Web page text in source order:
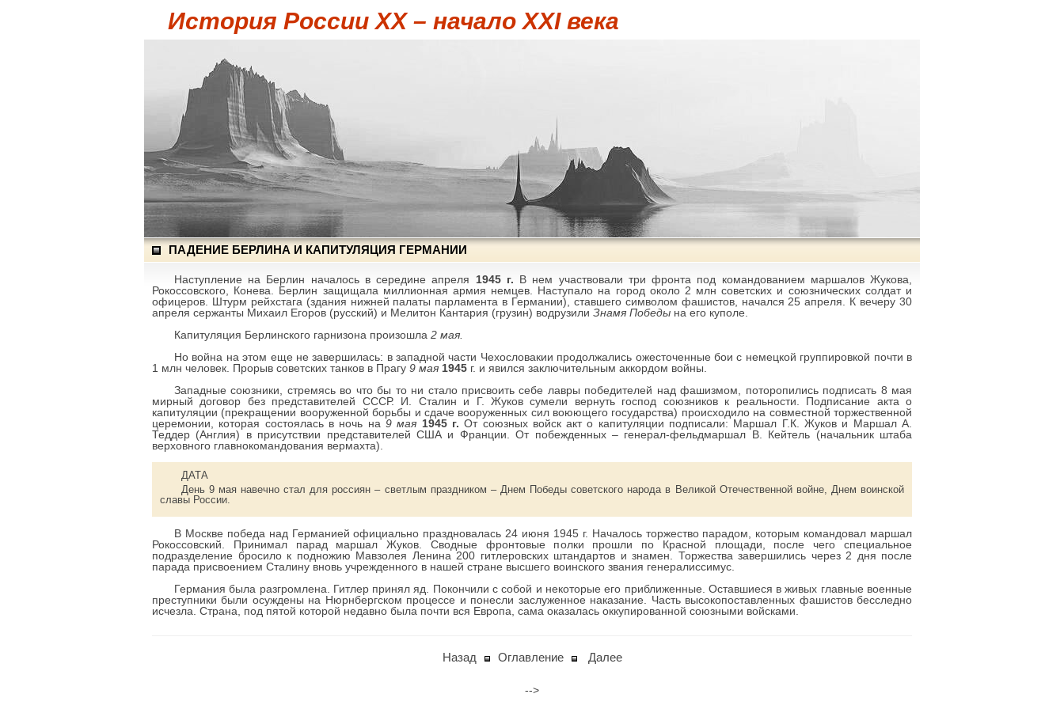
История России XX – начало XXI века
ПАДЕНИЕ БЕРЛИНА И КАПИТУЛЯЦИЯ ГЕРМАНИИ
Наступление на Берлин началось в середине апреля 1945 г. В нем участвовали три фронта под командованием маршалов Жукова,
Рокоссовского, Конева. Берлин защищала миллионная армия немцев. Наступало на город около 2 млн советских и союзнических солдат и
офицеров. Штурм рейхстага (здания нижней палаты парламента в Германии), ставшего символом фашистов, начался 25 апреля. К вечеру 30
апреля сержанты Михаил Егоров (русский) и Мелитон Кантария (грузин) водрузили Знамя Победы на его куполе.
Капитуляция Берлинского гарнизона произошла 2 мая.
Но война на этом еще не завершилась: в западной части Чехословакии продолжались ожесточенные бои с немецкой группировкой почти в
1 млн человек. Прорыв советских танков в Прагу 9 мая 1945 г. и явился заключительным аккордом войны.
Западные союзники, стремясь во что бы то ни стало присвоить себе лавры победителей над фашизмом, поторопились подписать 8 мая
мирный договор без представителей СССР. И. Сталин и Г. Жуков сумели вернуть господ союзников к реальности. Подписание акта о
капитуляции (прекращении вооруженной борьбы и сдаче вооруженных сил воюющего государства) происходило на совместной торжественной
церемонии, которая состоялась в ночь на 9 мая 1945 г. От союзных войск акт о капитуляции подписали: Маршал Г.К. Жуков и Маршал А.
Теддер (Англия) в присутствии представителей США и Франции. От побежденных – генерал-фельдмаршал В. Кейтель (начальник штаба
верховного главнокомандования вермахта).
ДАТА
День 9 мая навечно стал для россиян – светлым праздником – Днем Победы советского народа в Великой Отечественной войне, Днем воинской
славы России.
В Москве победа над Германией официально праздновалась 24 июня 1945 г. Началось торжество парадом, которым командовал маршал
Рокоссовский. Принимал парад маршал Жуков. Сводные фронтовые полки прошли по Красной площади, после чего специальное
подразделение бросило к подножию Мавзолея Ленина 200 гитлеровских штандартов и знамен. Торжества завершились через 2 дня после
парада присвоением Сталину вновь учрежденного в нашей стране высшего воинского звания генералиссимус.
Германия была разгромлена. Гитлер принял яд. Покончили с собой и некоторые его приближенные. Оставшиеся в живых главные военные
преступники были осуждены на Нюрнбергском процессе и понесли заслуженное наказание. Часть высокопоставленных фашистов бесследно
исчезла. Страна, под пятой которой недавно была почти вся Европа, сама оказалась оккупированной союзными войсками.
Назад Оглавление Далее
-->